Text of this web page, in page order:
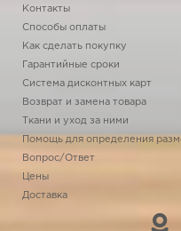
Контакты
Способы оплаты
Как сделать покупку
Гарантийные сроки
Система дисконтных карт
Возврат и замена товара
Ткани и уход за ними
Помощь для определения
Вопрос/Ответ
Цены
Доставка